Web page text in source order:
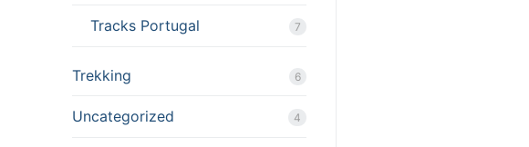
Tracks Portugal 7
Trekking 6
Uncategorized 4